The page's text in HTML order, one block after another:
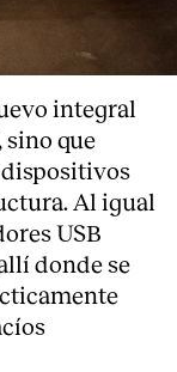
integral
sino que
Al igual
USB
donde se